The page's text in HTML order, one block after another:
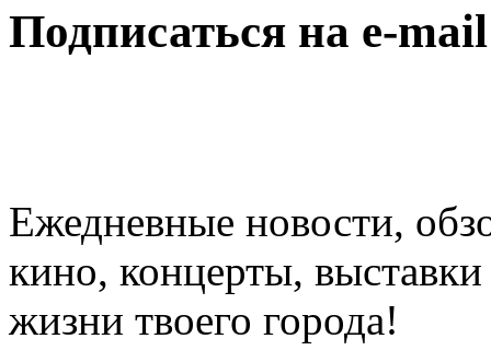
Подписаться на e-
Ежедневные новости,
кино, концерты,
жизни твоего города!